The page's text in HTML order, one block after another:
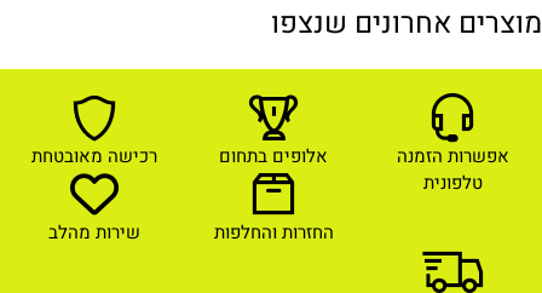
מוצרים אחרונים שנצפו
אפשרות הזמנה
טלפונית
אלופים בתחום רכישה מאובטחת
החזרות והחלפות שירות מהלב